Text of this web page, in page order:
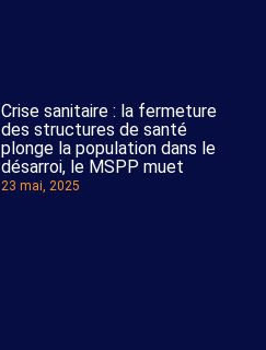
Crise sanitaire : la fermeture
des structures de santé
plonge la population dans le
désarroi, le MSPP muet
23 mai, 2025